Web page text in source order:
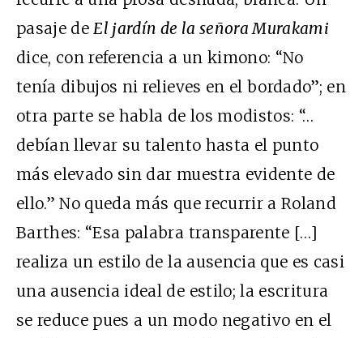
pasaje deEl jardín de la señora Murakami
dice, con referencia a un kimono: “No
tenía dibujos ni relieves en el bordado”; en
otra parte se habla de los modistos: “…
debían llevar su talento hasta el punto
más elevado sin dar muestra evidente de
ello.” No queda más que recurrir a Roland
Barthes: “Esa palabra transparente […]
realiza un estilo de la ausencia que es casi
una ausencia ideal de estilo; la escritura
se reduce pues a un modo negativo en el